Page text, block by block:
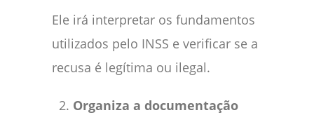
Ele irá interpretar os fundamentos
utilizados pelo INSS e verificar se a
recusa é legítima ou ilegal.
Organiza a documentação